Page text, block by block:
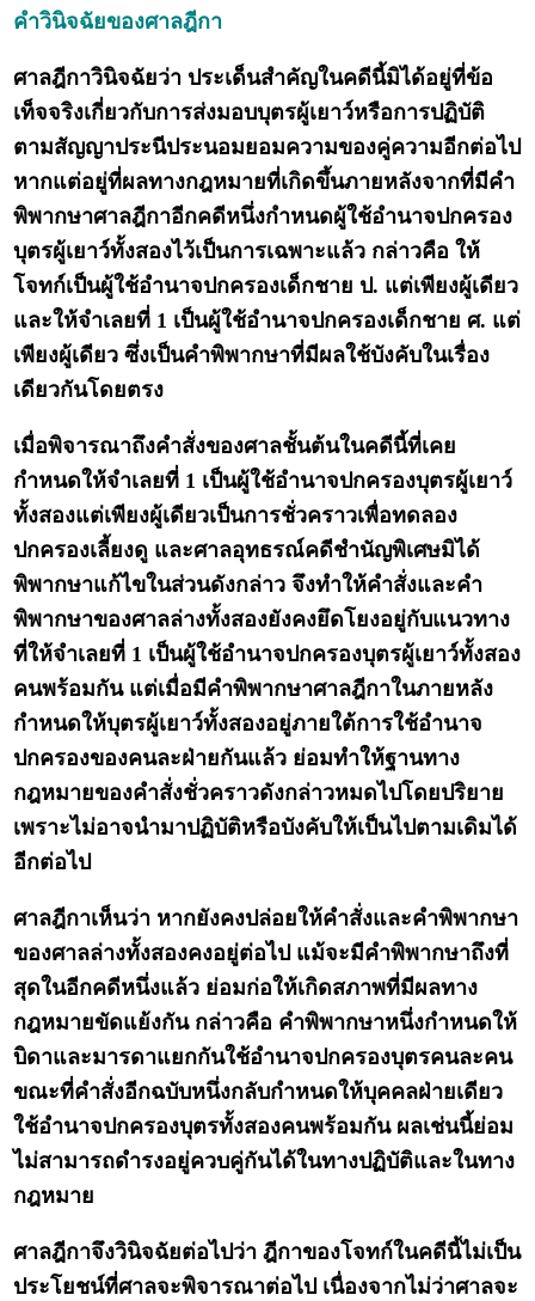
คำวินิจฉัยของศาลฎีกา
ศาลฎีกาวินิจฉัยว่า ประเด็นสำคัญในคดีนี้มิได้อยู่ที่ข้อ
เท็จจริงเกี่ยวกับการส่งมอบบุตรผู้เยาว์หรือการปฏิบัติ
ตามสัญญาประนีประนอมยอมความของคู่ความอีกต่อไป
หากแต่อยู่ที่ผลทางกฎหมายที่เกิดขึ้นภายหลังจากที่มีคำ
พิพากษาศาลฎีกาอีกคดีหนึ่งกำหนดผู้ใช้อำนาจปกครอง
บุตรผู้เยาว์ทั้งสองไว้เป็นการเฉพาะแล้ว กล่าวคือ ให้
โจทก์เป็นผู้ใช้อำนาจปกครองเด็กชาย ป. แต่เพียงผู้เดียว
และให้จำเลยที่ 1 เป็นผู้ใช้อำนาจปกครองเด็กชาย ศ. แต่
เพียงผู้เดียว ซึ่งเป็นคำพิพากษาที่มีผลใช้บังคับในเรื่อง
เดียวกันโดยตรง
เมื่อพิจารณาถึงคำสั่งของศาลชั้นต้นในคดีนี้ที่เคย
กำหนดให้จำเลยที่ 1 เป็นผู้ใช้อำนาจปกครองบุตรผู้เยาว์
ทั้งสองแต่เพียงผู้เดียวเป็นการชั่วคราวเพื่อทดลอง
ปกครองเลี้ยงดู และศาลอุทธรณ์คดีชำนัญพิเศษมิได้
พิพากษาแก้ไขในส่วนดังกล่าว จึงทำให้คำสั่งและคำ
พิพากษาของศาลล่างทั้งสองยังคงยึดโยงอยู่กับแนวทาง
ที่ให้จำเลยที่ 1 เป็นผู้ใช้อำนาจปกครองบุตรผู้เยาว์ทั้งสอง
คนพร้อมกัน แต่เมื่อมีคำพิพากษาศาลฎีกาในภายหลัง
กำหนดให้บุตรผู้เยาว์ทั้งสองอยู่ภายใต้การใช้อำนาจ
ปกครองของคนละฝ่ายกันแล้ว ย่อมทำให้ฐานทาง
กฎหมายของคำสั่งชั่วคราวดังกล่าวหมดไปโดยปริยาย
เพราะไม่อาจนำมาปฏิบัติหรือบังคับให้เป็นไปตามเดิมได้
อีกต่อไป
ศาลฎีกาเห็นว่า หากยังคงปล่อยให้คำสั่งและคำพิพากษา
ของศาลล่างทั้งสองคงอยู่ต่อไป แม้จะมีคำพิพากษาถึงที่
สุดในอีกคดีหนึ่งแล้ว ย่อมก่อให้เกิดสภาพที่มีผลทาง
กฎหมายขัดแย้งกัน กล่าวคือ คำพิพากษาหนึ่งกำหนดให้
บิดาและมารดาแยกกันใช้อำนาจปกครองบุตรคนละคน
ขณะที่คำสั่งอีกฉบับหนึ่งกลับกำหนดให้บุคคลฝ่ายเดียว
ใช้อำนาจปกครองบุตรทั้งสองคนพร้อมกัน ผลเช่นนี้ย่อม
ไม่สามารถดำรงอยู่ควบคู่กันได้ในทางปฏิบัติและในทาง
กฎหมาย
ศาลฎีกาจึงวินิจฉัยต่อไปว่า ฎีกาของโจทก์ในคดีนี้ไม่เป็น
ประโยชน์ที่ศาลจะพิจารณาต่อไป เนื่องจากไม่ว่าศาลจะ